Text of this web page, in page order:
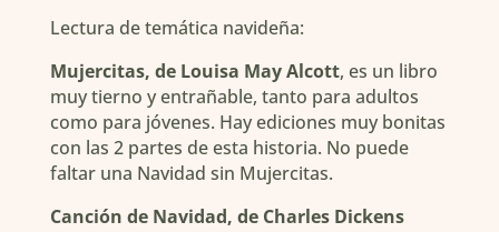
Lectura de temática navideña:
Mujercitas, de Louisa May Alcott, es un libro
muy tierno y entrañable, tanto para adultos
como para jóvenes. Hay ediciones muy bonitas
con las 2 partes de esta historia. No puede
faltar una Navidad sin Mujercitas.
Canción de Navidad, de Charles Dickens